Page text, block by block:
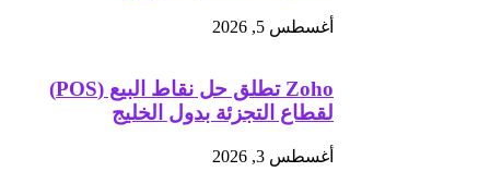
أغسطس 5, 2026
Zoho تطلق حل نقاط البيع (POS)
لقطاع التجزئة بدول الخليج
أغسطس 3, 2026